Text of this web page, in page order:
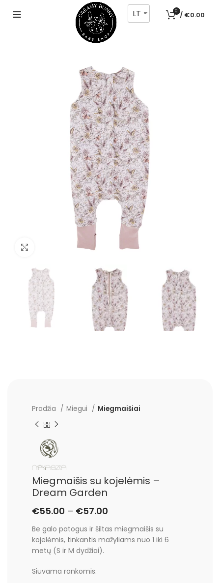
LT 0 / €0.00
Pradžia Miegui Miegmaišiai
Miegmaišis su kojelėmis –
Dream Garden
€55.00 – €57.00
Be galo patogus ir šiltas miegmaišis su
kojelėmis, tinkantis mažyliams nuo 1 iki 6
metų (S ir M dydžiai).
Siuvama rankomis.